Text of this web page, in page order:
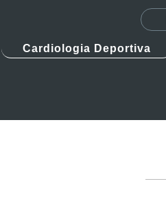
Cardiologia Deportiva